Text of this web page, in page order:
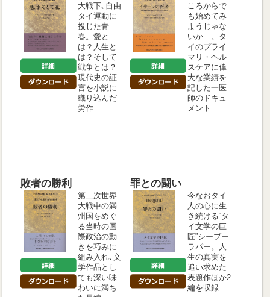
大戦下､自由
タイ運動に
投じた青
春。愛と
は？人生と
は？そして
戦争とは？
現代史の証
言を小説に
織り込んだ
労作
ころからで
も始めてみ
ようじゃな
いか…。タ
イのプライ
マリ・ヘル
スケアに偉
大な業績を
記した一医
師のドキュ
メント
敗者の勝利
第二次世界
大戦中の満
州国をめぐ
る当時の国
際政治の動
きを巧みに
組み入れ､文
学作品とし
ても深い味
わいに満ち
罪との闘い
今なおタイ
人の心に生
き続ける“タ
イ文学の巨
匠”シーブー
ラパー。人
生の真実を
追い求めた
表題作ほか2
編を収録